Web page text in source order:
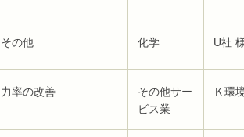
その他 化学 U社
力率の改善
その他サー
ビス業
Ｋ環